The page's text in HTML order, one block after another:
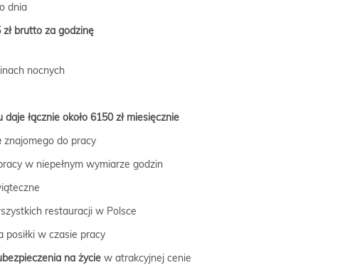
dnia
brutto za godzinę
nocnych
łącznie około 6150 zł miesięcznie
znajomego do pracy
w niepełnym wymiarze godzin
restauracji w Polsce
w czasie pracy
na życie w atrakcyjnej cenie